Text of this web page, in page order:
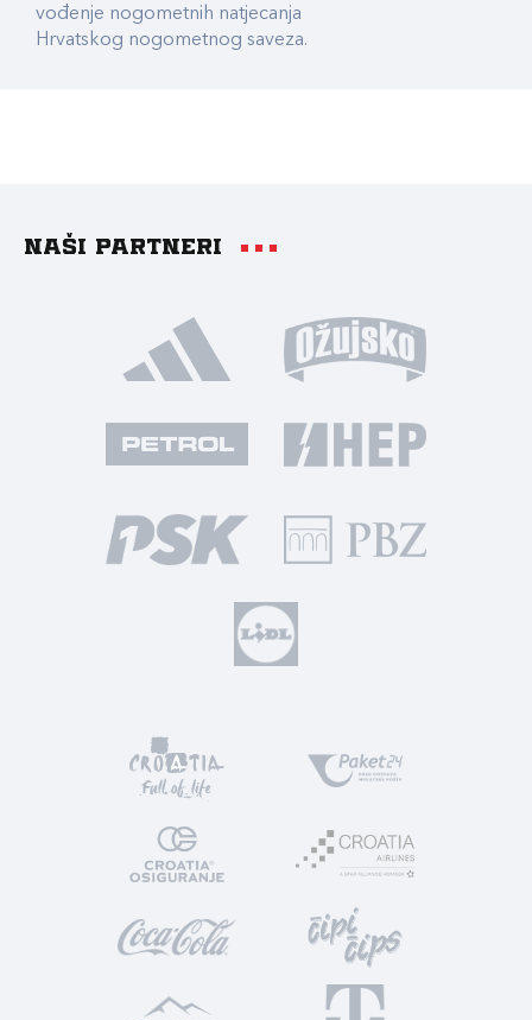
vođenje nogometnih natjecanja
Hrvatskog nogometnog saveza.
Naši partneri